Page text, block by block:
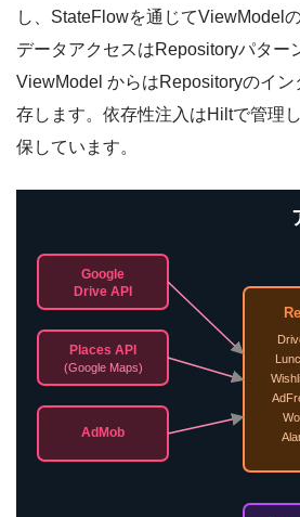
し、StateFlowを通じてViewModel
データアクセスはRepositoryパター
ViewModel からはRepositoryのイ
存します。依存性注入はHiltで管理
保しています。
Google
Drive API
Places API
(Google Maps)
AdMob